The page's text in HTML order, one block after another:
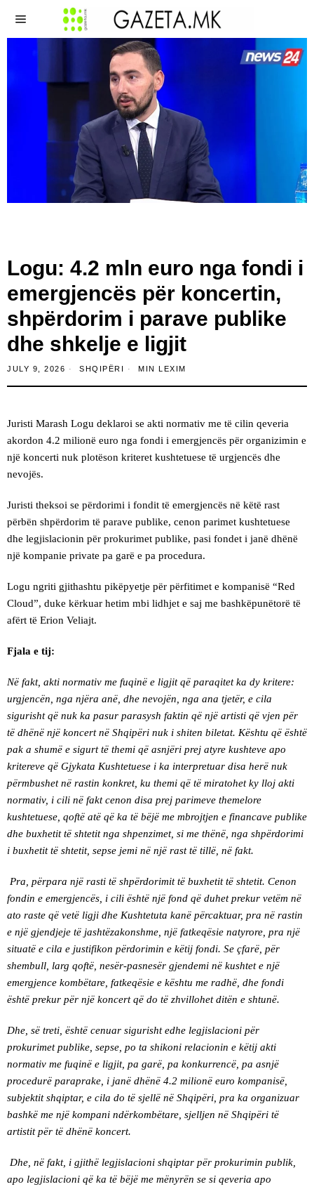
Logu: 4.2 mln euro nga fondi i
emergjencës për koncertin,
shpërdorim i parave publike
dhe shkelje e ligjit
JULY 9, 2026 SHQIPËRI MIN LEXIM
Juristi Marash Logu deklaroi se akti normativ me të cilin qeveria
akordon 4.2 milionë euro nga fondi i emergjencës për organizimin e
një koncerti nuk plotëson kriteret kushtetuese të urgjencës dhe
nevojës.
Juristi theksoi se përdorimi i fondit të emergjencës në këtë rast
përbën shpërdorim të parave publike, cenon parimet kushtetuese
dhe legjislacionin për prokurimet publike, pasi fondet i janë dhënë
një kompanie private pa garë e pa procedura.
Logu ngriti gjithashtu pikëpyetje për përfitimet e kompanisë “Red
Cloud”, duke kërkuar hetim mbi lidhjet e saj me bashkëpunëtorë të
afërt të Erion Veliajt.
Fjala e tij:
Në fakt, akti normativ me fuqinë e ligjit që paraqitet ka dy kritere:
urgjencën, nga njëra anë, dhe nevojën, nga ana tjetër, e cila
sigurisht që nuk ka pasur parasysh faktin që një artisti që vjen për
të dhënë një koncert në Shqipëri nuk i shiten biletat. Kështu që është
pak a shumë e sigurt të themi që asnjëri prej atyre kushteve apo
kritereve që Gjykata Kushtetuese i ka interpretuar disa herë nuk
përmbushet në rastin konkret, ku themi që të miratohet ky lloj akti
normativ, i cili në fakt cenon disa prej parimeve themelore
kushtetuese, qoftë atë që ka të bëjë me mbrojtjen e financave publike
dhe buxhetit të shtetit nga shpenzimet, si me thënë, nga shpërdorimi
i buxhetit të shtetit, sepse jemi në një rast të tillë, në fakt.
Pra, përpara një rasti të shpërdorimit të buxhetit të shtetit. Cenon
fondin e emergjencës, i cili është një fond që duhet prekur vetëm në
ato raste që vetë ligji dhe Kushtetuta kanë përcaktuar, pra në rastin
e një gjendjeje të jashtëzakonshme, një fatkeqësie natyrore, pra një
situatë e cila e justifikon përdorimin e këtij fondi. Se çfarë, për
shembull, larg qoftë, nesër-pasnesër gjendemi në kushtet e një
emergjence kombëtare, fatkeqësie e kështu me radhë, dhe fondi
është prekur për një koncert që do të zhvillohet ditën e shtunë.
Dhe, së treti, është cenuar sigurisht edhe legjislacioni për
prokurimet publike, sepse, po ta shikoni relacionin e këtij akti
normativ me fuqinë e ligjit, pa garë, pa konkurrencë, pa asnjë
procedurë paraprake, i janë dhënë 4.2 milionë euro kompanisë,
subjektit shqiptar, e cila do të sjellë në Shqipëri, pra ka organizuar
bashkë me një kompani ndërkombëtare, sjelljen në Shqipëri të
artistit për të dhënë koncert.
Dhe, në fakt, i gjithë legjislacioni shqiptar për prokurimin publik,
apo legjislacioni që ka të bëjë me mënyrën se si qeveria apo